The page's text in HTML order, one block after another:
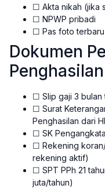
☐ Akta nikah (jika
☐ NPWP pribadi
☐ Pas foto
Dokumen
Penghasilan
☐ Slip gaji 3 bulan
☐ Surat
Penghasilan dari
☐ SK
☐ Rekening
rekening aktif)
☐ SPT PPh 21
juta/tahun)